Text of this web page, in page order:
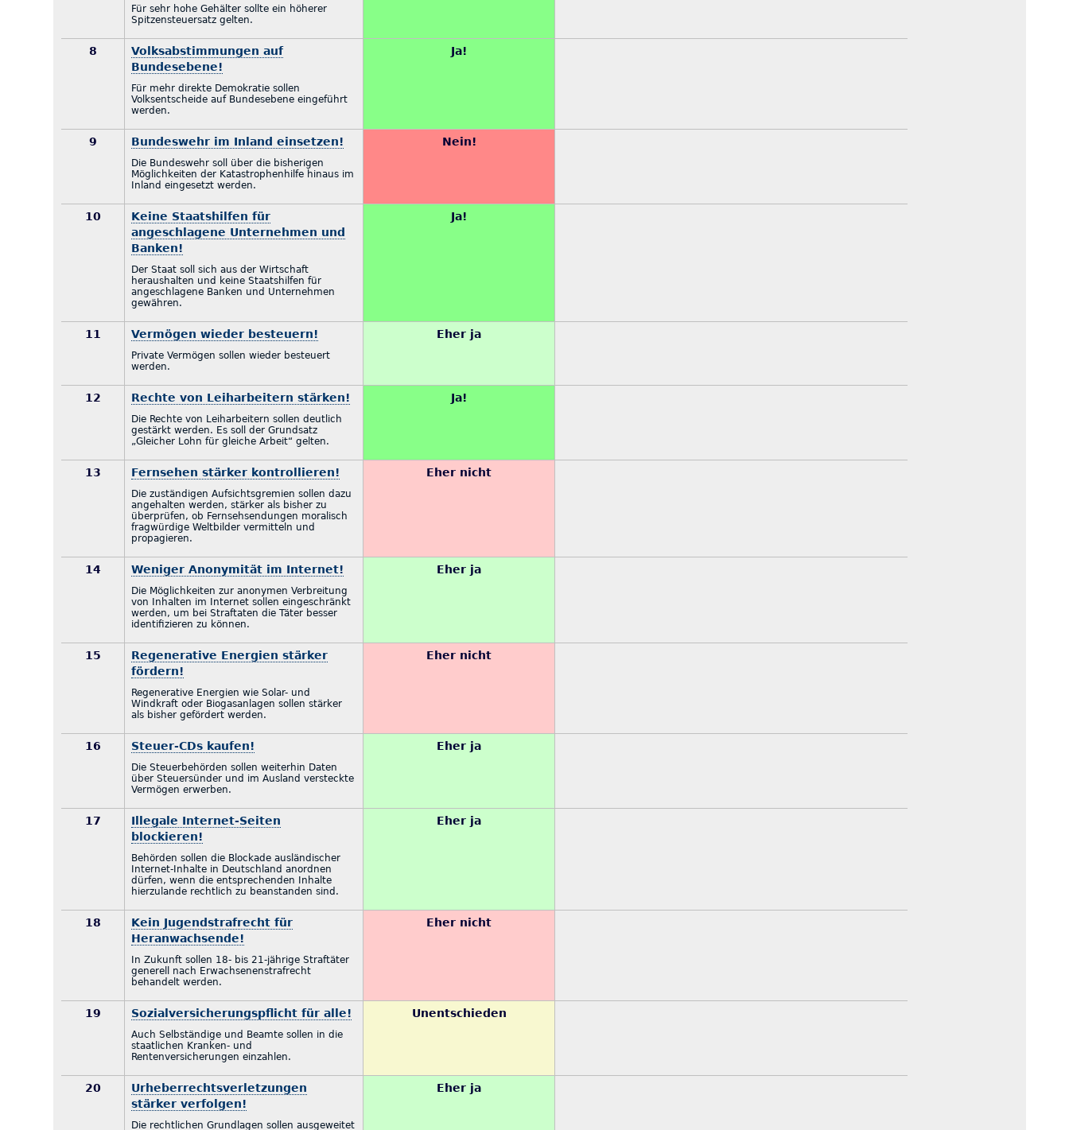
Für sehr hohe Gehälter sollte ein höherer
Spitzensteuersatz gelten.
8
Volksabstimmungen auf
Bundesebene!
Für mehr direkte Demokratie sollen
Volksentscheide auf Bundesebene eingeführt
werden.
Ja!
9 Bundeswehr im Inland einsetzen!
Die Bundeswehr soll über die bisherigen
Möglichkeiten der Katastrophenhilfe hinaus im
Inland eingesetzt werden.
Nein!
10
Keine Staatshilfen für
angeschlagene Unternehmen und
Banken!
Der Staat soll sich aus der Wirtschaft
heraushalten und keine Staatshilfen für
angeschlagene Banken und Unternehmen
gewähren.
Ja!
11 Vermögen wieder besteuern!
Private Vermögen sollen wieder besteuert
werden.
Eher ja
12 Rechte von Leiharbeitern stärken!
Die Rechte von Leiharbeitern sollen deutlich
gestärkt werden. Es soll der Grundsatz
„Gleicher Lohn für gleiche Arbeit“ gelten.
Ja!
13 Fernsehen stärker kontrollieren!
Die zuständigen Aufsichtsgremien sollen dazu
angehalten werden, stärker als bisher zu
überprüfen, ob Fernsehsendungen moralisch
fragwürdige Weltbilder vermitteln und
propagieren.
Eher nicht
14 Weniger Anonymität im Internet!
Die Möglichkeiten zur anonymen Verbreitung
von Inhalten im Internet sollen eingeschränkt
werden, um bei Straftaten die Täter besser
identifizieren zu können.
Eher ja
15
Regenerative Energien stärker
fördern!
Regenerative Energien wie Solar- und
Windkraft oder Biogasanlagen sollen stärker
als bisher gefördert werden.
Eher nicht
16 Steuer-CDs kaufen!
Die Steuerbehörden sollen weiterhin Daten
über Steuersünder und im Ausland versteckte
Vermögen erwerben.
Eher ja
17
Illegale Internet-Seiten
blockieren!
Behörden sollen die Blockade ausländischer
Internet-Inhalte in Deutschland anordnen
dürfen, wenn die entsprechenden Inhalte
hierzulande rechtlich zu beanstanden sind.
Eher ja
18
Kein Jugendstrafrecht für
Heranwachsende!
In Zukunft sollen 18- bis 21-jährige Straftäter
generell nach Erwachsenenstrafrecht
behandelt werden.
Eher nicht
19 Sozialversicherungspflicht für alle!
Auch Selbständige und Beamte sollen in die
staatlichen Kranken- und
Rentenversicherungen einzahlen.
Unentschieden
20
Urheberrechtsverletzungen
stärker verfolgen!
Die rechtlichen Grundlagen sollen ausgeweitet
Eher ja